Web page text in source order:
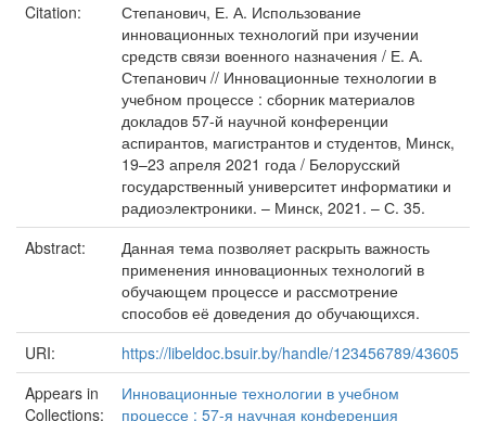
Citation:
Степанович, Е. А. Использование
инновационных технологий при изучении
средств связи военного назначения / Е. А.
Степанович // Инновационные технологии в
учебном процессе : сборник материалов
докладов 57-й научной конференции
аспирантов, магистрантов и студентов, Минск,
19–23 апреля 2021 года / Белорусский
государственный университет информатики и
радиоэлектроники. – Минск, 2021. – С. 35.
Abstract:
Данная тема позволяет раскрыть важность
применения инновационных технологий в
обучающем процессе и рассмотрение
способов её доведения до обучающихся.
URI:
https://libeldoc.bsuir.by/handle/123456789/43605
Appears in
Collections:
Инновационные технологии в учебном
процессе : 57-я научная конференция